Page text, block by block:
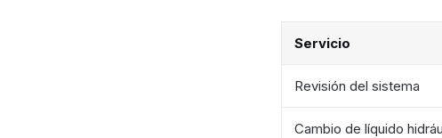
Servicio
Revisión del sistema
Cambio de líquido